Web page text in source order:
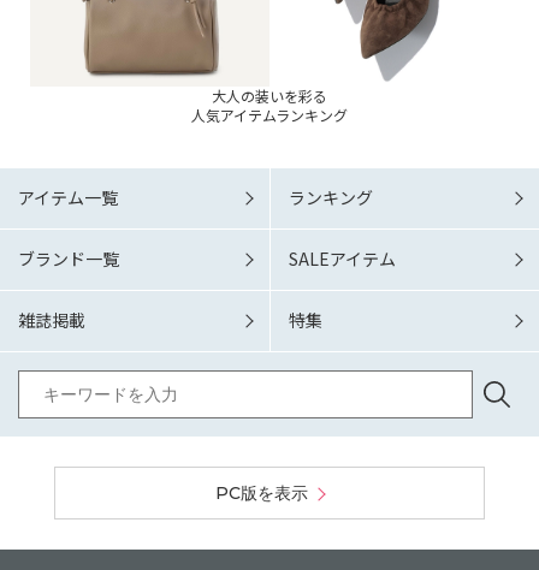
大人の装いを彩る
人気アイテムランキング
アイテム一覧 ランキング
ブランド一覧 SALEアイテム
雑誌掲載 特集
PC版を表示